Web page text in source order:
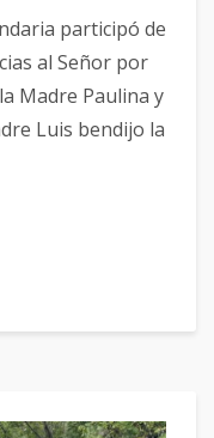
participó de
al Señor por
Madre Paulina y
Luis bendijo la